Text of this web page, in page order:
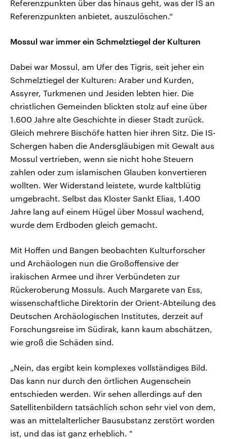
Referenzpunkten über das hinaus geht, was der IS an
Referenzpunkten anbietet, auszulöschen.“
Mossul war immer ein Schmelztiegel der Kulturen
Dabei war Mossul, am Ufer des Tigris, seit jeher ein
Schmelztiegel der Kulturen: Araber und Kurden,
Assyrer, Turkmenen und Jesiden lebten hier. Die
christlichen Gemeinden blickten stolz auf eine über
1.600 Jahre alte Geschichte in dieser Stadt zurück.
Gleich mehrere Bischöfe hatten hier ihren Sitz. Die IS-
Schergen haben die Andersgläubigen mit Gewalt aus
Mossul vertrieben, wenn sie nicht hohe Steuern
zahlen oder zum islamischen Glauben konvertieren
wollten. Wer Widerstand leistete, wurde kaltblütig
umgebracht. Selbst das Kloster Sankt Elias, 1.400
Jahre lang auf einem Hügel über Mossul wachend,
wurde dem Erdboden gleich gemacht.
Mit Hoffen und Bangen beobachten Kulturforscher
und Archäologen nun die Großoffensive der
irakischen Armee und ihrer Verbündeten zur
Rückeroberung Mossuls. Auch Margarete van Ess,
wissenschaftliche Direktorin der Orient-Abteilung des
Deutschen Archäologischen Institutes, derzeit auf
Forschungsreise im Südirak, kann kaum abschätzen,
wie groß die Schäden sind.
„Nein, das ergibt kein komplexes vollständiges Bild.
Das kann nur durch den örtlichen Augenschein
entschieden werden. Wir sehen allerdings auf den
Satellitenbildern tatsächlich schon sehr viel von dem,
was an mittelalterlicher Bausubstanz zerstört worden
ist, und das ist ganz erheblich. "